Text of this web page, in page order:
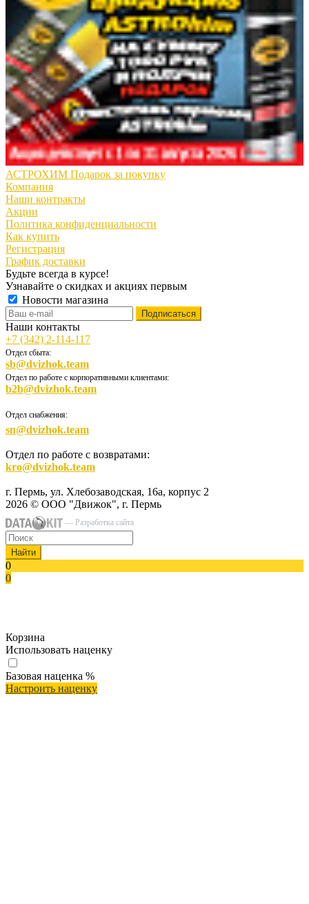
АСТРОХИМ Подарок за покупку
Компания
Наши контракты
Акции
Политика конфиденциальности
Как купить
Регистрация
График доставки
Будьте всегда в курсе!
Узнавайте о скидках и акциях первым
Новости магазина
Наши контакты
+7 (342) 2-114-117
Отдел сбыта:
sb@dvizhok.team
Отдел по работе с корпоративными клиентами:
b2b@dvizhok.team
Отдел снабжения:
sn@dvizhok.team
Отдел по работе с возвратами:
kro@dvizhok.team
г. Пермь, ул. Хлебозаводская, 16а, корпус 2
2026 © ООО "Движок", г. Пермь
— Разработка сайта
Найти
0
0
Корзина
Использовать наценку
Базовая наценка %
Настроить наценку